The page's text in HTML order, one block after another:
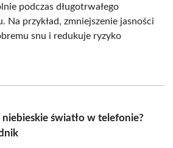
podczas długotrwałego
Na przykład, zmniejszenie jasności
snu i redukuje ryzyko
niebieskie światło w telefonie?